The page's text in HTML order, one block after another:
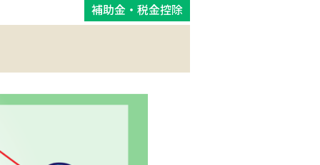
補助金・税金控除